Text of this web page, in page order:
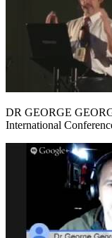
DR GEORGE
International